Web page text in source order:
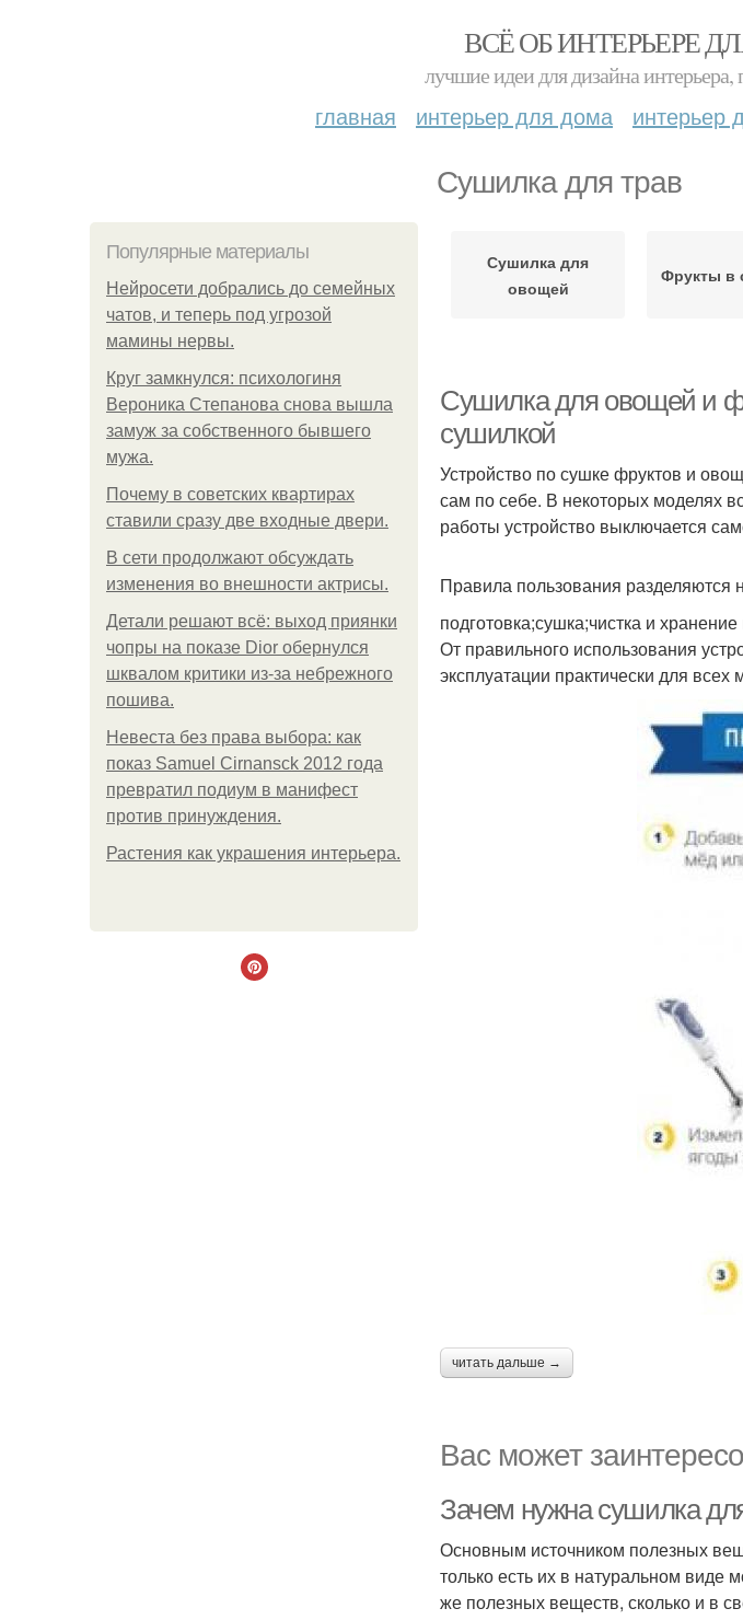
ВСЁ ОБ ИНТЕРЬЕРЕ
лучшие идеи для дизайна интерьера,
главная интерьер для дома интерьер
Сушилка для трав
Популярные материалы
Нейросети добрались до семейных
чатов, и теперь под угрозой
мамины нервы.
Круг замкнулся: психологиня
Вероника Степанова снова вышла
замуж за собственного бывшего
мужа.
Почему в советских квартирах
ставили сразу две входные двери.
В сети продолжают обсуждать
изменения во внешности актрисы.
Детали решают всё: выход приянки
чопры на показе Dior обернулся
шквалом критики из-за небрежного
пошива.
Невеста без права выбора: как
показ Samuel Cirnansck 2012 года
превратил подиум в манифест
против принуждения.
Растения как украшения интерьера.
Сушилка для
овощей
Фрукты в
Сушилка для овощей и
сушилкой
Устройство по сушке фруктов и
сам по себе. В некоторых моделях
работы устройство выключается
Правила пользования разделяются
подготовка;сушка;чистка и
От правильного использования
эксплуатации практически для
читать дальше →
Вас может
Зачем нужна сушилка
Основным источником полезных
только есть их в натуральном виде
же полезных веществ, сколько и в